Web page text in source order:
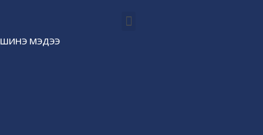
ШИНЭ МЭДЭЭ